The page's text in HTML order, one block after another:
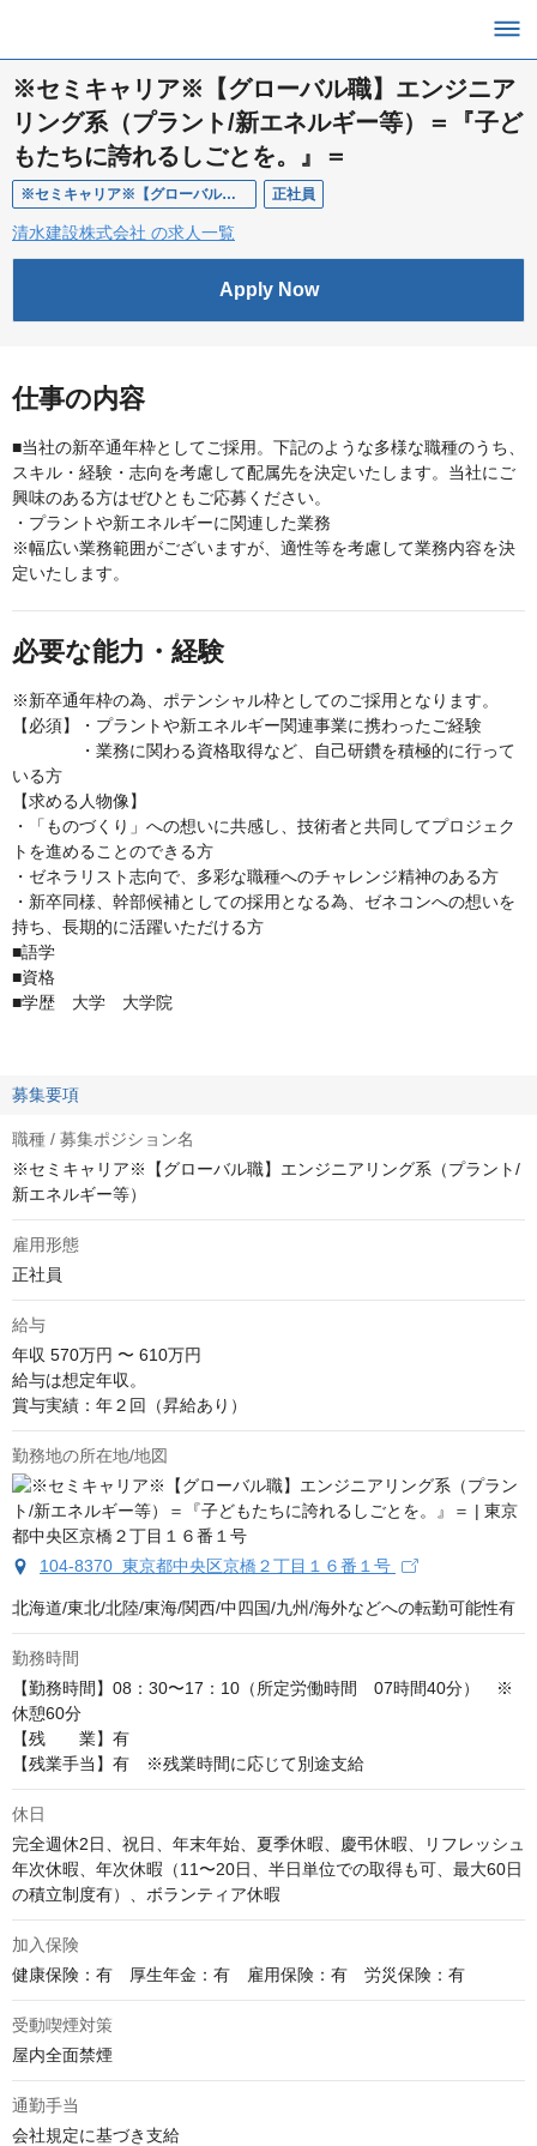
※セミキャリア※【グローバル職】エンジニア
リング系（プラント/新エネルギー等）＝『子ど
もたちに誇れるしごとを。』＝
※セミキャリア※【グローバル職】エンジニアリング系（プラント/新エネルギー等） 正社員
清水建設株式会社 の求人一覧
Apply Now
仕事の内容
■当社の新卒通年枠としてご採用。下記のような多様な職種のうち、
スキル・経験・志向を考慮して配属先を決定いたします。当社にご
興味のある方はぜひともご応募ください。
・プラントや新エネルギーに関連した業務
※幅広い業務範囲がございますが、適性等を考慮して業務内容を決
定いたします。
必要な能力・経験
※新卒通年枠の為、ポテンシャル枠としてのご採用となります。
【必須】・プラントや新エネルギー関連事業に携わったご経験
・業務に関わる資格取得など、自己研鑽を積極的に行って
いる方
【求める人物像】
・「ものづくり」への想いに共感し、技術者と共同してプロジェク
トを進めることのできる方
・ゼネラリスト志向で、多彩な職種へのチャレンジ精神のある方
・新卒同様、幹部候補としての採用となる為、ゼネコンへの想いを
持ち、長期的に活躍いただける方
■語学
■資格
■学歴 大学 大学院
募集要項
職種 / 募集ポジション名
※セミキャリア※【グローバル職】エンジニアリング系（プラント/
新エネルギー等）
雇用形態
正社員
給与
年収 570万円 〜 610万円
給与は想定年収。
賞与実績：年２回（昇給あり）
勤務地の所在地/地図
104-8370 東京都中央区京橋２丁目１６番１号
北海道/東北/北陸/東海/関西/中四国/九州/海外などへの転勤可能性有
勤務時間
【勤務時間】08：30〜17：10（所定労働時間　07時間40分）　※
休憩60分
【残　　業】有
【残業手当】有　※残業時間に応じて別途支給
休日
完全週休2日、祝日、年末年始、夏季休暇、慶弔休暇、リフレッシュ
年次休暇、年次休暇（11〜20日、半日単位での取得も可、最大60日
の積立制度有）、ボランティア休暇
加入保険
健康保険：有　厚生年金：有　雇用保険：有　労災保険：有
受動喫煙対策
屋内全面禁煙
通勤手当
会社規定に基づき支給